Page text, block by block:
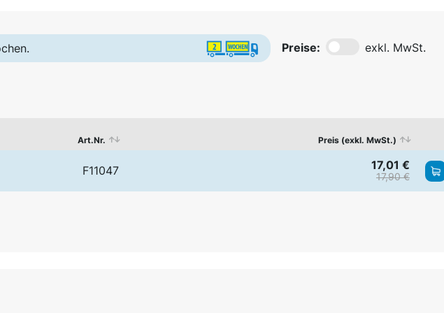
Preise: exkl. MwSt.
Art.Nr. Preis (exkl. MwSt.)
F11047 17,01 €
17,90 €